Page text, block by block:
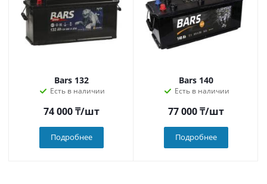
Bars 132
Есть в наличии
74 000₸/шт
Подробнее
Bars 140
Есть в наличии
77 000₸/шт
Подробнее